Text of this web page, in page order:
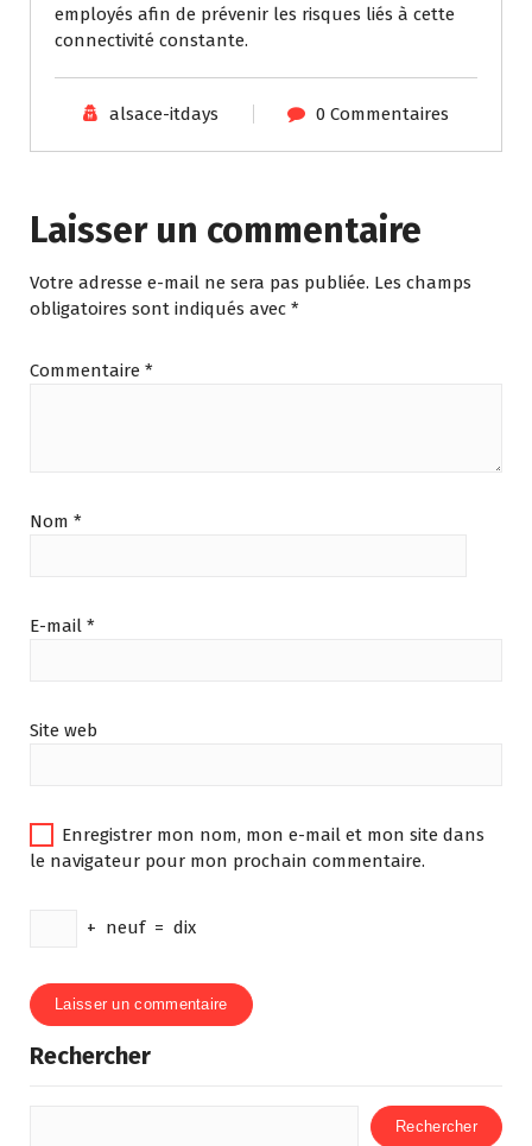
employés afin de prévenir les risques liés à cette
connectivité constante.
alsace-itdays 0 Commentaires
Laisser un commentaire
Votre adresse e-mail ne sera pas publiée. Les champs
obligatoires sont indiqués avec *
Commentaire *
Nom *
E-mail *
Site web
Enregistrer mon nom, mon e-mail et mon site dans
le navigateur pour mon prochain commentaire.
+ neuf = dix
Rechercher
Rechercher